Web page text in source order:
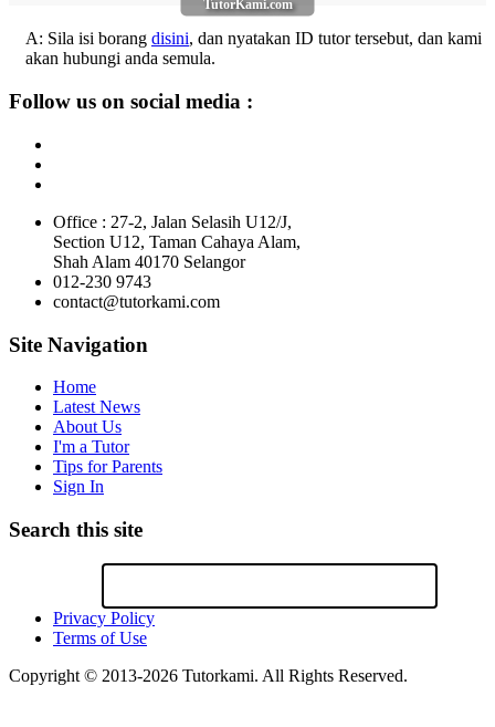
TutorKami.com
A: Sila isi borang disini, dan nyatakan ID tutor tersebut, dan kami
akan hubungi anda semula.
Follow us on social media :
Office : 27-2, Jalan Selasih U12/J,
Section U12, Taman Cahaya Alam,
Shah Alam 40170 Selangor
012-230 9743
contact@tutorkami.com
Site Navigation
Home
Latest News
About Us
I'm a Tutor
Tips for Parents
Sign In
Search this site
Privacy Policy
Terms of Use
Copyright © 2013-2026 Tutorkami. All Rights Reserved.